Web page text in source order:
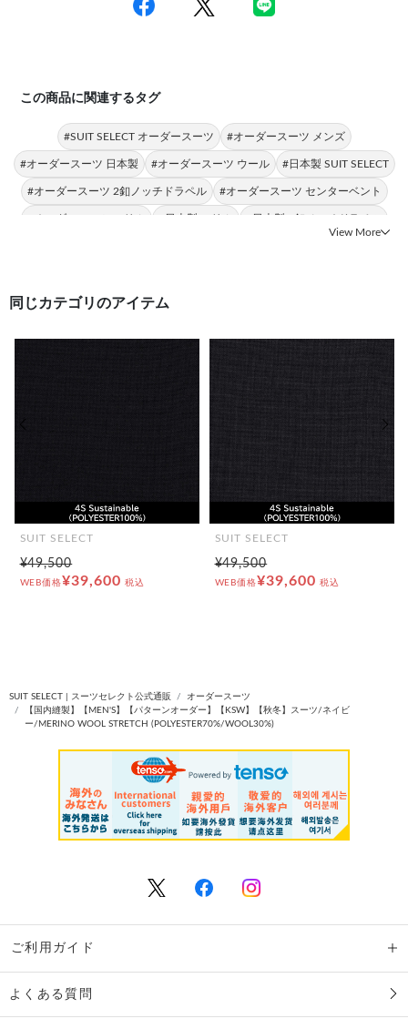
この商品に関連するタグ
#SUIT SELECT オーダースーツ #オーダースーツ メンズ
#オーダースーツ 日本製 #オーダースーツ ウール #日本製 SUIT SELECT
#オーダースーツ 2釦ノッチドラペル #オーダースーツ センターベント
#オーダースーツ スリム #日本製 スリム
#日本製 2釦ノッチドラペル
View More
同じカテゴリのアイテム
SUIT SELECT
¥49,500
WEB価格¥39,600 税込
SUIT SELECT
¥49,500
WEB価格¥39,600 税込
前の画像
SUIT SELECT | スーツセレクト公式通販
オーダースーツ
【国内縫製】【MEN'S】【パターンオーダー】【KSW】【秋冬】スーツ/ネイビ
ー/MERINO WOOL STRETCH (POLYESTER70%/WOOL30%)
ご利用ガイド
よくある質問